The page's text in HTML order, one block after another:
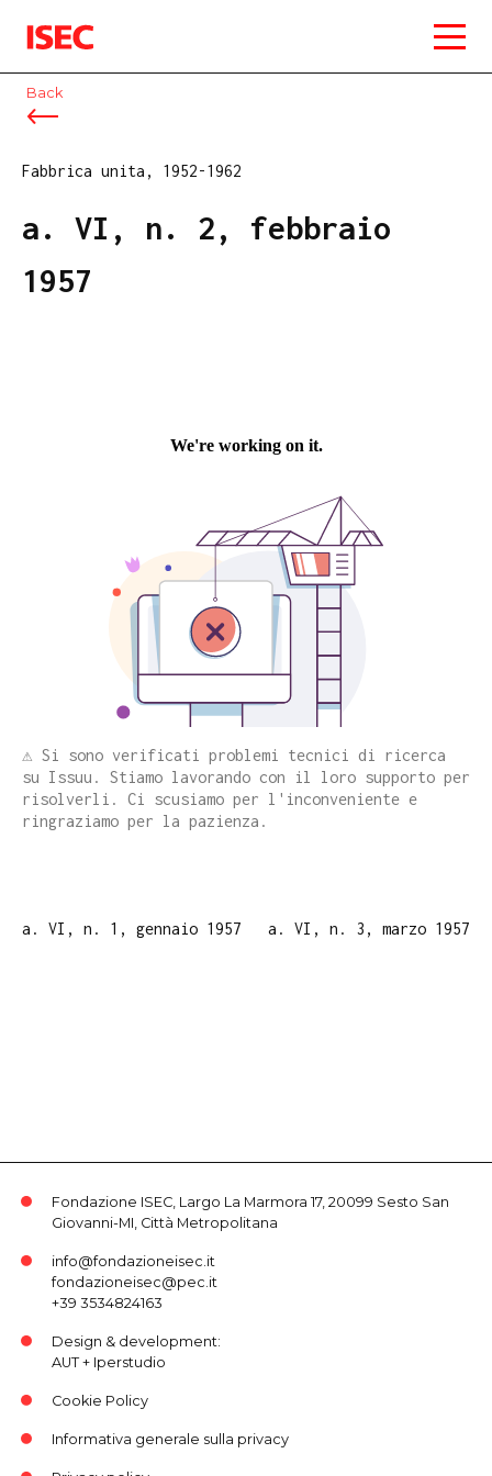
ISEC
Back
Fabbrica unita, 1952-1962
a. VI, n. 2, febbraio
1957
⚠️ Si sono verificati problemi tecnici di ricerca
su Issuu. Stiamo lavorando con il loro supporto per
risolverli. Ci scusiamo per l'inconveniente e
ringraziamo per la pazienza.
a. VI, n. 1, gennaio 1957 a. VI, n. 3, marzo 1957
Fondazione ISEC, Largo La Marmora 17, 20099 Sesto San
Giovanni-MI, Città Metropolitana
info@fondazioneisec.it
fondazioneisec@pec.it
+39 3534824163
Design & development:
AUT+ Iperstudio
Cookie Policy
Informativa generale sulla privacy